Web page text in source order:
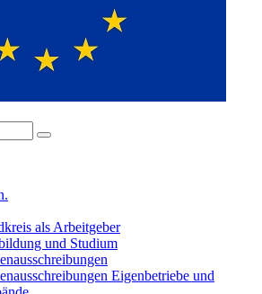
als Arbeitgeber
und Studium
Eigenbetriebe und